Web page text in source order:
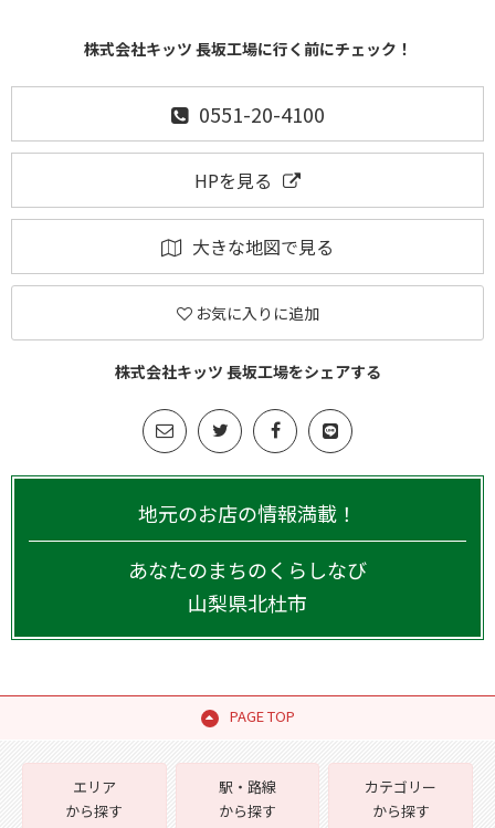
株式会社キッツ 長坂工場に行く前にチェック！
0551-20-4100
HPを見る
大きな地図で見る
お気に入りに追加
株式会社キッツ 長坂工場をシェアする
地元のお店の情報満載！
あなたのまちのくらしなび
山梨県北杜市
PAGE TOP
エリア
から探す
駅・路線
から探す
カテゴリー
から探す